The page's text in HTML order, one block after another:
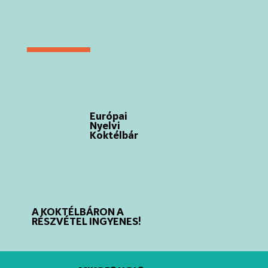
A KOKTÉLBÁRON A
RÉSZVÉTEL INGYENES!
Európai
Nyelvi
Koktélbár